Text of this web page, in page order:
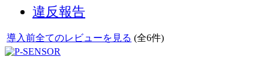
違反報告
導入前全てのレビューを見る (全6件)